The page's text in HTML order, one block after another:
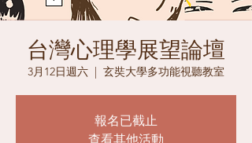
台灣心理學展望論壇
3月12日週六
  |
玄奘大學多功能視聽教室
報名已截止